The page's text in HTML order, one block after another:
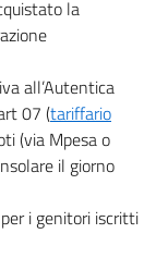
la
all’Autentica
07 (tariffario
(via Mpesa o
il giorno
i genitori iscritti